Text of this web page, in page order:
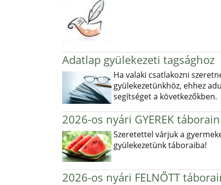
Adatlap gyülekezeti tagsághoz
Ha valaki csatlakozni
gyülekezetünkhöz, ehhez
segítséget a következőkben.
2026-os nyári GYEREK
Szeretettel várjuk a
gyülekezetünk táboraiba!
2026-os nyári FELNŐTT